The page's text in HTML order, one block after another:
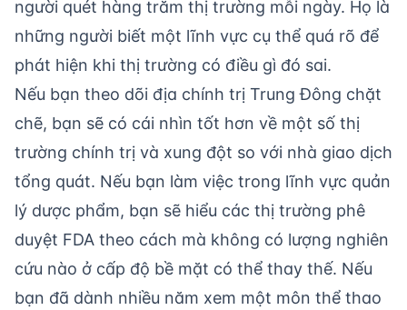
người quét hàng trăm thị trường mỗi ngày. Họ là
những người biết một lĩnh vực cụ thể quá rõ để
phát hiện khi thị trường có điều gì đó sai.
Nếu bạn theo dõi địa chính trị Trung Đông chặt
chẽ, bạn sẽ có cái nhìn tốt hơn về một số thị
trường chính trị và xung đột so với nhà giao dịch
tổng quát. Nếu bạn làm việc trong lĩnh vực quản
lý dược phẩm, bạn sẽ hiểu các thị trường phê
duyệt FDA theo cách mà không có lượng nghiên
cứu nào ở cấp độ bề mặt có thể thay thế. Nếu
bạn đã dành nhiều năm xem một môn thể thao